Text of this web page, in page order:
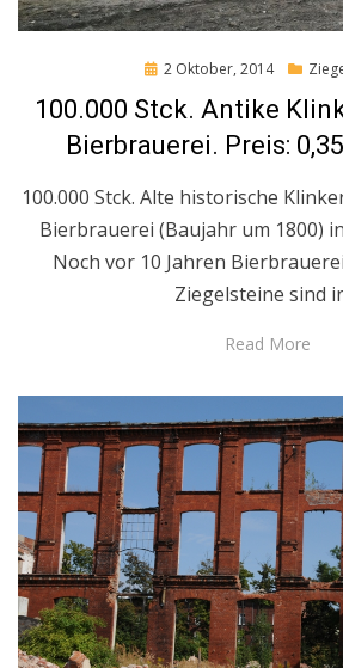
Posted
2 Oktober, 2014
100.000 Stck. Antike
Bierbrauerei. Preis:
100.000 Stck. Alte historische
Bierbrauerei (Baujahr um 1800)
Noch vor 10 Jahren
Ziegelsteine sind
Read More